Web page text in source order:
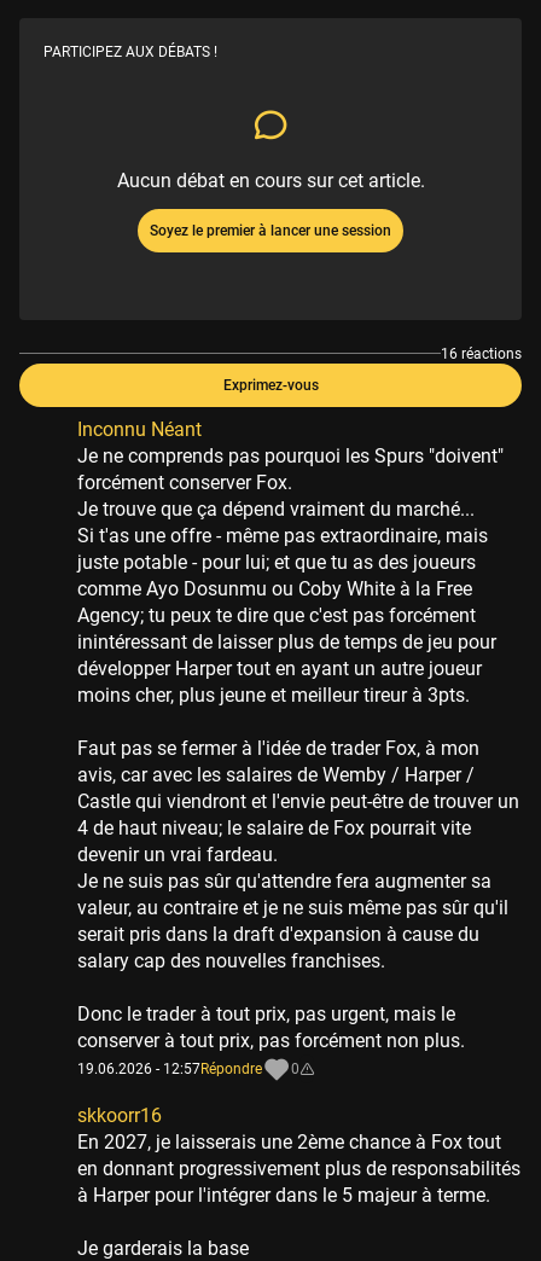
PARTICIPEZ AUX DÉBATS !
Aucun débat en cours sur cet article.
Soyez le premier à lancer une session
16 réactions
Exprimez-vous
Inconnu Néant
Je ne comprends pas pourquoi les Spurs "doivent"
forcément conserver Fox.
Je trouve que ça dépend vraiment du marché...
Si t'as une offre - même pas extraordinaire, mais
juste potable - pour lui; et que tu as des joueurs
comme Ayo Dosunmu ou Coby White à la Free
Agency; tu peux te dire que c'est pas forcément
inintéressant de laisser plus de temps de jeu pour
développer Harper tout en ayant un autre joueur
moins cher, plus jeune et meilleur tireur à 3pts.
Faut pas se fermer à l'idée de trader Fox, à mon
avis, car avec les salaires de Wemby / Harper /
Castle qui viendront et l'envie peut-être de trouver un
4 de haut niveau; le salaire de Fox pourrait vite
devenir un vrai fardeau.
Je ne suis pas sûr qu'attendre fera augmenter sa
valeur, au contraire et je ne suis même pas sûr qu'il
serait pris dans la draft d'expansion à cause du
salary cap des nouvelles franchises.
Donc le trader à tout prix, pas urgent, mais le
conserver à tout prix, pas forcément non plus.
19.06.2026 - 12:57Répondre 0
skkoorr16
En 2027, je laisserais une 2ème chance à Fox tout
en donnant progressivement plus de responsabilités
à Harper pour l'intégrer dans le 5 majeur à terme.
Je garderais la base